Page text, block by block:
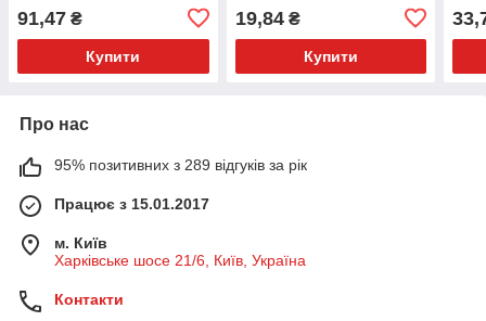
91,47 ₴
Купити
19,84₴
Купити
Про нас
95% позитивних з 289 відгуків за рік
Працює з 15.01.2017
м. Київ
Харківське шосе 21/6, Київ, Україна
Контакти